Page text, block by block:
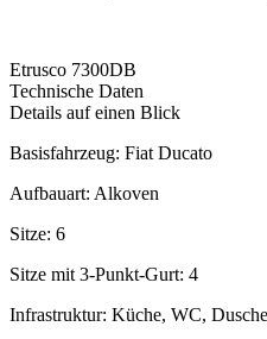
Etrusco 7300DB
Technische Daten
Details auf einen Blick
Basisfahrzeug: Fiat Ducato
Aufbauart: Alkoven
Sitze: 6
Sitze mit 3-Punkt-Gurt: 4
Infrastruktur: Küche, WC, Dusche